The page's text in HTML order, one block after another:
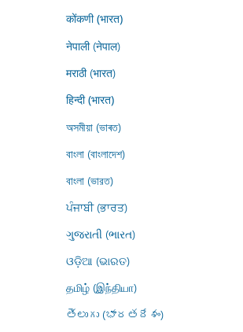
कोंकणी (भारत)
नेपाली (नेपाल)
मराठी (भारत)
हिन्दी (भारत)
অসমীয়া (ভাৰত)
বাংলা (বাংলাদেশ)
বাংলা (ভারত)
ਪੰਜਾਬੀ (ਭਾਰਤ)
ગુજરાતી (ભારત)
ଓଡ଼ିଆ (ଭାରତ)
தமிழ் (இந்தியா)
తెలుగు (భారతదేశం)